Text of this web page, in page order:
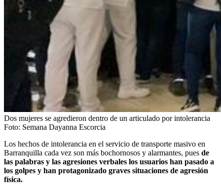
Dos mujeres se agredieron dentro de un articulado por intolerancia
Foto: Semana Dayanna Escorcia
Los hechos de intolerancia en el servicio de transporte masivo en
Barranquilla cada vez son más bochornosos y alarmantes, pues de
las palabras y las agresiones verbales los usuarios han pasado a
los golpes y han protagonizado graves situaciones de agresión
física.